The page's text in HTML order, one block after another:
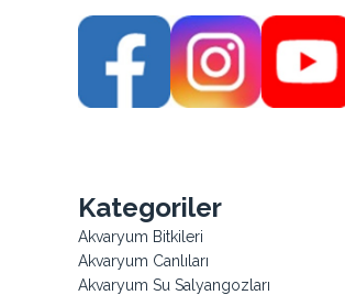
Kategoriler
Akvaryum Bitkileri
Akvaryum Canlıları
Akvaryum Su Salyangozları